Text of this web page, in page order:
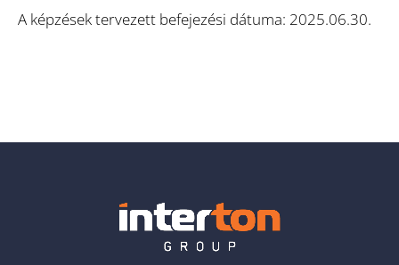
A képzések tervezett befejezési dátuma: 2025.06.30.